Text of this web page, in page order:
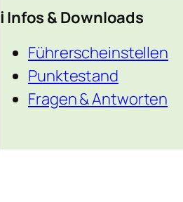
ℹ️ Infos & Downloads
Führerscheinstellen
Punktestand
Fragen & Antworten